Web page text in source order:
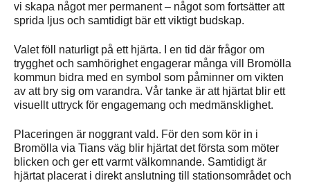
vi skapa något mer permanent – något som fortsätter att
sprida ljus och samtidigt bär ett viktigt budskap.
Valet föll naturligt på ett hjärta. I en tid där frågor om
trygghet och samhörighet engagerar många vill Bromölla
kommun bidra med en symbol som påminner om vikten
av att bry sig om varandra. Vår tanke är att hjärtat blir ett
visuellt uttryck för engagemang och medmänsklighet.
Placeringen är noggrant vald. För den som kör in i
Bromölla via Tians väg blir hjärtat det första som möter
blicken och ger ett varmt välkomnande. Samtidigt är
hjärtat placerat i direkt anslutning till stationsområdet och